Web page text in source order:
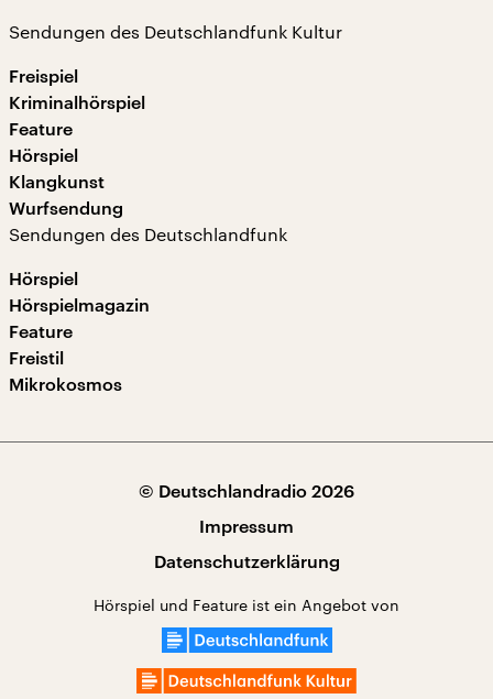
Sendungen des Deutschlandfunk Kultur
Freispiel
Kriminalhörspiel
Feature
Hörspiel
Klangkunst
Wurfsendung
Sendungen des Deutschlandfunk
Hörspiel
Hörspielmagazin
Feature
Freistil
Mikrokosmos
© Deutschlandradio 2026
Impressum
Datenschutzerklärung
Hörspiel und Feature ist ein Angebot von